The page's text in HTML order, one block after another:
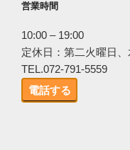
営業時間
10:00 – 19:00
定休日：第二火曜日、
TEL.072-791-5559
電話する